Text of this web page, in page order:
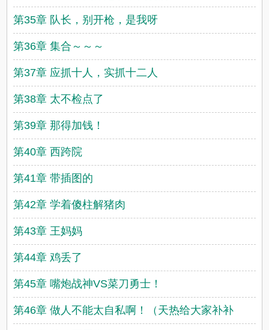
第35章 队长，别开枪，是我呀
第36章 集合～～～
第37章 应抓十人，实抓十二人
第38章 太不检点了
第39章 那得加钱！
第40章 西跨院
第41章 带插图的
第42章 学着傻柱解猪肉
第43章 王妈妈
第44章 鸡丢了
第45章 嘴炮战神VS菜刀勇士！
第46章 做人不能太自私啊！（天热给大家补补